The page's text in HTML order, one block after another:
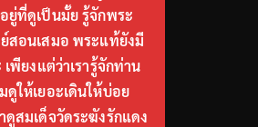
ยู่ที่ดูเป็นมั้ย รู้จักพระ
สอนเสมอ พระแท้ยังมี
เพียงแต่ว่าเรารู้จักท่าน
ดูให้เยอะเดินให้บ่อย
ดูสมเด็จวัดระฆังรักแดง